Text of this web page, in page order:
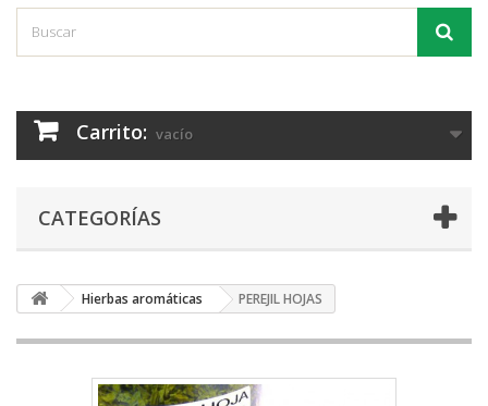
Carrito: vacío
CATEGORÍAS
Hierbas aromáticas PEREJIL HOJAS